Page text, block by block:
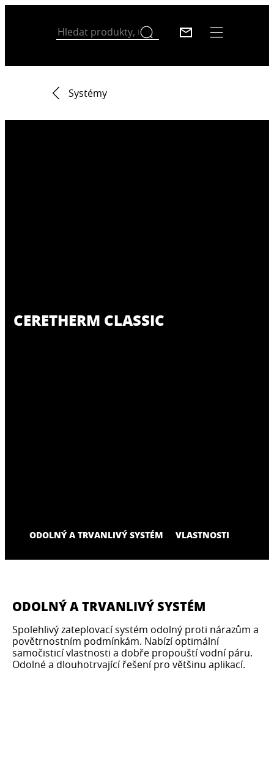
Systémy
CERETHERM CLASSIC
ODOLNÝ A TRVANLIVÝ SYSTÉM VLASTNOSTI
ODOLNÝ A TRVANLIVÝ SYSTÉM
Spolehlivý zateplovací systém odolný proti nárazům a
povětrnostním podmínkám. Nabízí optimální
samočisticí vlastnosti a dobře propouští vodní páru.
Odolné a dlouhotrvající řešení pro většinu aplikací.